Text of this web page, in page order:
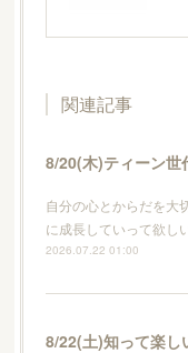
関連記事
自分の心とからだを大
に成長していって欲し
2026.07.22 01:00